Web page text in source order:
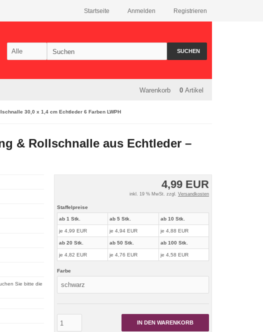
Registrieren
Anmelden
Startseite
SUCHEN
Warenkorb 0 Artikel
30,0 x 1,4 cm Echtleder 6 Farben LWPH
& Rollschnalle aus Echtleder –
4,99 EUR
inkl. 19 % MwSt. zzgl. Versandkosten
Staffelpreise
ab 1 Stk.
je 4,99 EUR
ab 5 Stk.
je 4,94 EUR
ab 10 Stk.
je 4,88 EUR
ab 20 Stk.
je 4,82 EUR
ab 50 Stk.
je 4,76 EUR
ab 100 Stk.
je 4,58 EUR
Farbe
IN DEN WARENKORB
Sie bitte die